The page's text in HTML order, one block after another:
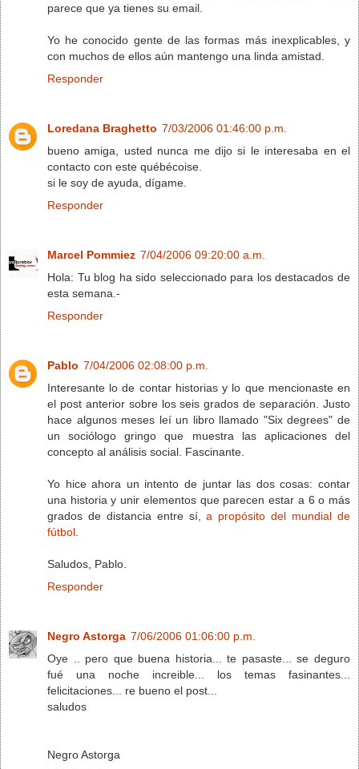
parece que ya tienes su email.
Yo he conocido gente de las formas más inexplicables, y
con muchos de ellos aún mantengo una linda amistad.
Responder
Loredana Braghetto 7/03/2006 01:46:00 p.m.
bueno amiga, usted nunca me dijo si le interesaba en el
contacto con este québécoise.
si le soy de ayuda, dígame.
Responder
Marcel Pommiez 7/04/2006 09:20:00 a.m.
Hola: Tu blog ha sido seleccionado para los destacados de
esta semana.-
Responder
Pablo 7/04/2006 02:08:00 p.m.
Interesante lo de contar historias y lo que mencionaste en
el post anterior sobre los seis grados de separación. Justo
hace algunos meses leí un libro llamado "Six degrees" de
un sociólogo gringo que muestra las aplicaciones del
concepto al análisis social. Fascinante.
Yo hice ahora un intento de juntar las dos cosas: contar
una historia y unir elementos que parecen estar a 6 o más
grados de distancia entre sí,a propósito del mundial de
fútbol
Saludos, Pablo.
Responder
Negro Astorga 7/06/2006 01:06:00 p.m.
Oye .. pero que buena historia... te pasaste... se deguro
fué una noche increible... los temas fasinantes...
felicitaciones... re bueno el post...
saludos
Negro Astorga